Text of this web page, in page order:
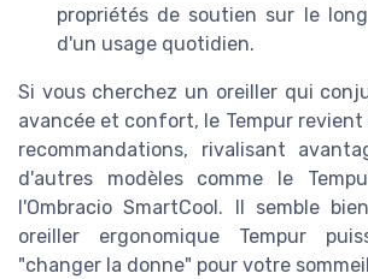
propriétés de soutien sur le
d'un usage quotidien.
Si vous cherchez un oreiller qui
avancée et confort, le Tempur
recommandations, rivalisant
d'autres modèles comme le
l'Ombracio SmartCool. Il semble
oreiller ergonomique Tempur
"changer la donne" pour votre